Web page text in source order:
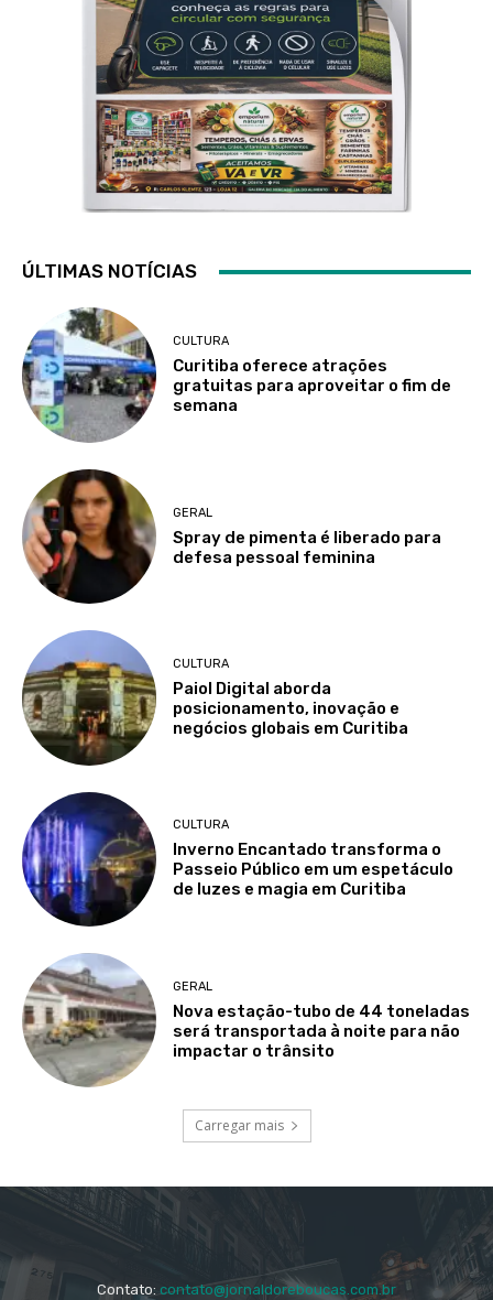
ÚLTIMAS NOTÍCIAS
CULTURA
Curitiba oferece atrações
gratuitas para aproveitar o fim de
semana
GERAL
Spray de pimenta é liberado para
defesa pessoal feminina
CULTURA
Paiol Digital aborda
posicionamento, inovação e
negócios globais em Curitiba
CULTURA
Inverno Encantado transforma o
Passeio Público em um espetáculo
de luzes e magia em Curitiba
GERAL
Nova estação-tubo de 44 toneladas
será transportada à noite para não
impactar o trânsito
Carregar mais
Contato: contato@jornaldoreboucas.com.br